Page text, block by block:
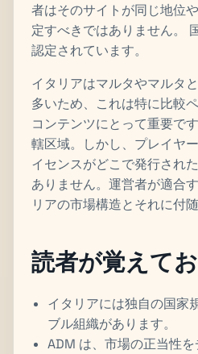
者はそのサイトが同じ地位
定すべきではありません。
認定されています。
イタリアはマルタやマルタ
多いため、これは特に比較
コンテンツにとって重要で
轄区域。しかし、プレイヤ
イセンスがどこで発行され
ありません。運営者が適合
リアの市場構造とそれに付
読者が覚えて
イタリアには独自の国家
ブル組織があります。
ADM は、市場の正当性